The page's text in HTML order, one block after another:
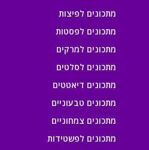
מתכונים לפיצות
מתכונים לפסטות
מתכונים למרקים
מתכונים לסלטים
מתכונים דיאטטים
מתכונים טבעוניים
מתכונים צמחוניים
מתכונים לפשטידות